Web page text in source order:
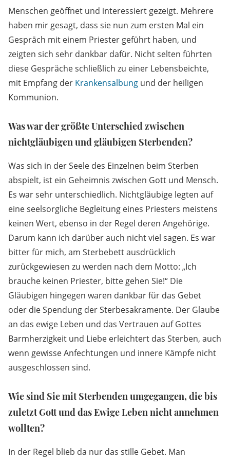
Menschen geöffnet und interessiert gezeigt. Mehrere
haben mir gesagt, dass sie nun zum ersten Mal ein
Gespräch mit einem Priester geführt haben, und
zeigten sich sehr dankbar dafür. Nicht selten führten
diese Gespräche schließlich zu einer Lebensbeichte,
mit Empfang der Krankensalbung und der heiligen
Kommunion.
Was war der größte Unterschied zwischen
nichtgläubigen und gläubigen Sterbenden?
Was sich in der Seele des Einzelnen beim Sterben
abspielt, ist ein Geheimnis zwischen Gott und Mensch.
Es war sehr unterschiedlich. Nichtgläubige legten auf
eine seelsorgliche Begleitung eines Priesters meistens
keinen Wert, ebenso in der Regel deren Angehörige.
Darum kann ich darüber auch nicht viel sagen. Es war
bitter für mich, am Sterbebett ausdrücklich
zurückgewiesen zu werden nach dem Motto: „Ich
brauche keinen Priester, bitte gehen Sie!“ Die
Gläubigen hingegen waren dankbar für das Gebet
oder die Spendung der Sterbesakramente. Der Glaube
an das ewige Leben und das Vertrauen auf Gottes
Barmherzigkeit und Liebe erleichtert das Sterben, auch
wenn gewisse Anfechtungen und innere Kämpfe nicht
ausgeschlossen sind.
Wie sind Sie mit Sterbenden umgegangen, die bis
zuletzt Gott und das Ewige Leben nicht annehmen
wollten?
In der Regel blieb da nur das stille Gebet. Man